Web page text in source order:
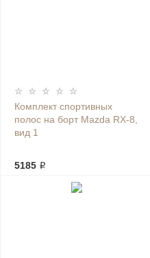
Комплект спортивных
полос на борт Mazda RX-8,
вид 1
5185 ₽